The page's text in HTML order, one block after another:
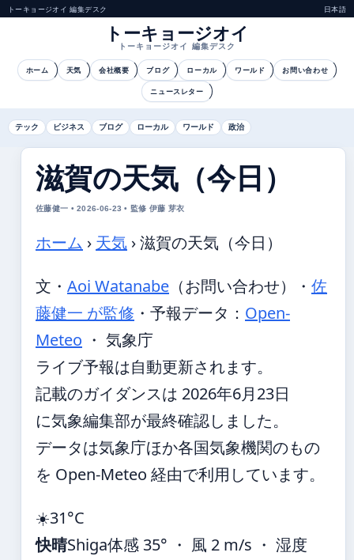
トーキョージオイ 編集デスク 日本語
トーキョージオイ
トーキョージオイ 編集デスク
ホーム 天気 会社概要 ブログ ローカル ワールド お問い合わせ
ニュースレター
テック ビジネス ブログ ローカル ワールド 政治
滋賀の天気（今日）
佐藤健一 • 2026-06-23 • 監修 伊藤 芽衣
ホーム › 天気 ›滋賀の天気（今日）
文・ Aoi Watanabe （お問い合わせ） ・ 佐
藤健一 が監修 ・ 予報データ： Open-
Meteo ・ 気象庁
ライブ予報は自動更新されます。
記載のガイダンスは 2026年6月23日
に気象編集部が最終確認しました。
データは気象庁ほか各国気象機関のもの
を Open-Meteo 経由で利用しています。
☀️31°C
快晴Shiga体感 35° ・ 風 2 m/s ・ 湿度